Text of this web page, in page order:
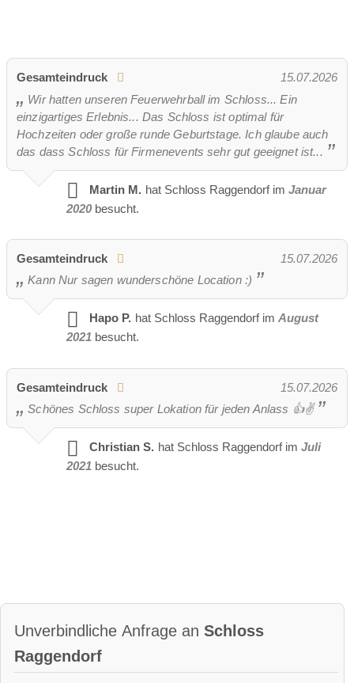
Vermietbare Gartenfläche
Gesamteindruck
15.07.2026
Wir hatten unseren Feuerwehrball im Schloss... Ein
einzigartiges Erlebnis... Das Schloss ist optimal für
Hochzeiten oder große runde Geburtstage. Ich glaube auch
das dass Schloss für Firmenevents sehr gut geeignet ist...
Martin M. hat Schloss Raggendorf im Januar
2020 besucht.
Gesamteindruck
15.07.2026
Kann Nur sagen wunderschöne Location :)
Hapo P. hat Schloss Raggendorf im August
2021 besucht.
Gesamteindruck
15.07.2026
Schönes Schloss super Lokation für jeden Anlass 👍✌️
Christian S. hat Schloss Raggendorf im Juli
2021 besucht.
Unverbindliche Anfrage an Schloss
Raggendorf